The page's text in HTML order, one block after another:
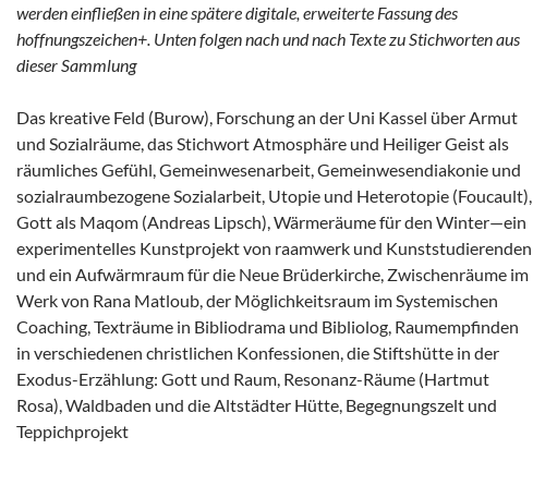
werden einfließen in eine spätere digitale, erweiterte Fassung des
hoffnungszeichen+. Unten folgen nach und nach Texte zu Stichworten aus
dieser Sammlung
Das kreative Feld (Burow), Forschung an der Uni Kassel über Armut
und Sozialräume, das Stichwort Atmosphäre und Heiliger Geist als
räumliches Gefühl, Gemeinwesenarbeit, Gemeinwesendiakonie und
sozialraumbezogene Sozialarbeit, Utopie und Heterotopie (Foucault),
Gott als Maqom (Andreas Lipsch), Wärmeräume für den Winter—ein
experimentelles Kunstprojekt von raamwerk und Kunststudierenden
und ein Aufwärmraum für die Neue Brüderkirche, Zwischenräume im
Werk von Rana Matloub, der Möglichkeitsraum im Systemischen
Coaching, Texträume in Bibliodrama und Bibliolog, Raumempfinden
in verschiedenen christlichen Konfessionen, die Stiftshütte in der
Exodus-Erzählung: Gott und Raum, Resonanz-Räume (Hartmut
Rosa), Waldbaden und die Altstädter Hütte, Begegnungszelt und
Teppichprojekt